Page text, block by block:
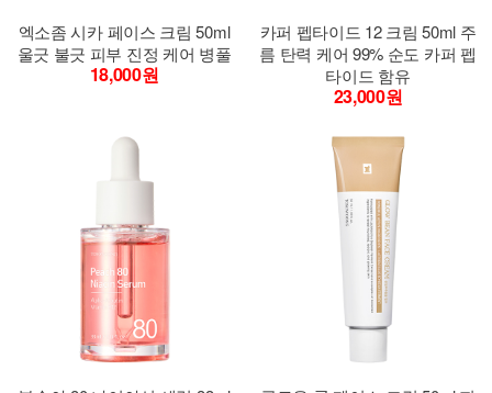
엑소좀 시카 페이스 크림 50ml
울긋 불긋 피부 진정 케어 병풀
18,000원
카퍼 펩타이드 12 크림 50ml 주
름 탄력 케어 99% 순도 카퍼 펩
타이드 함유
23,000원